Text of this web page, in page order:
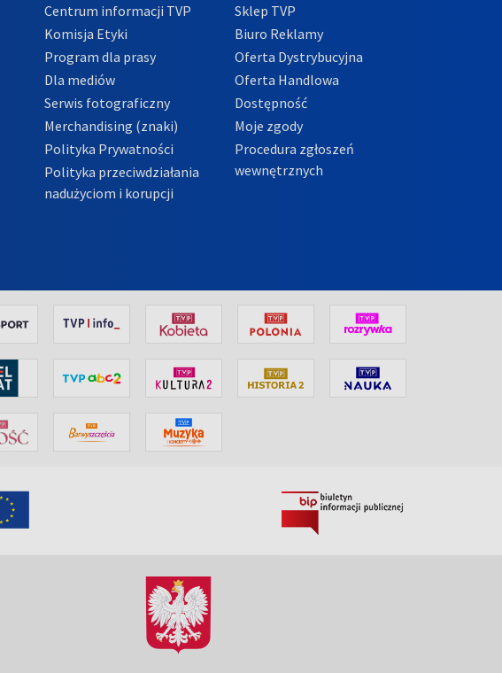
Centrum informacji TVP
Komisja Etyki
Program dla prasy
Dla mediów
Serwis fotograficzny
Merchandising (znaki)
Polityka Prywatności
Polityka przeciwdziałania
nadużyciom i korupcji
Sklep TVP
Biuro Reklamy
Oferta Dystrybucyjna
Oferta Handlowa
Dostępność
Moje zgody
Procedura zgłoszeń
wewnętrznych